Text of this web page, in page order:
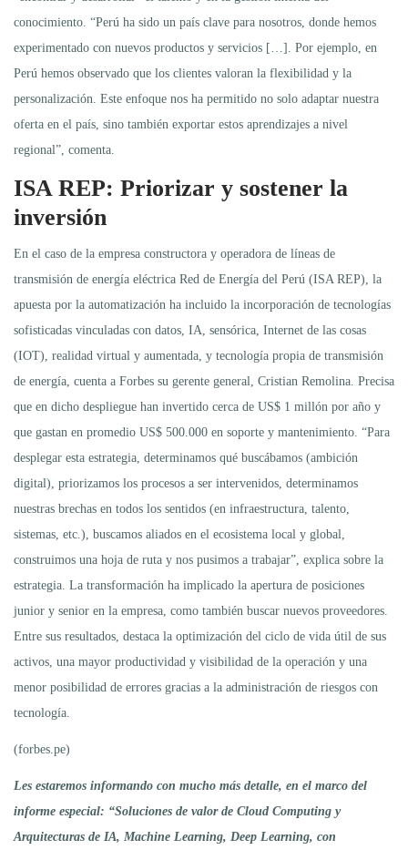
conocimiento. “Perú ha sido un país clave para nosotros, donde hemos
experimentado con nuevos productos y servicios […]. Por ejemplo, en
Perú hemos observado que los clientes valoran la flexibilidad y la
personalización. Este enfoque nos ha permitido no solo adaptar nuestra
oferta en el país, sino también exportar estos aprendizajes a nivel
regional”, comenta.
ISA REP: Priorizar y sostener la
inversión
En el caso de la empresa constructora y operadora de líneas de
transmisión de energía eléctrica Red de Energía del Perú (ISA REP), la
apuesta por la automatización ha incluido la incorporación de tecnologías
sofisticadas vinculadas con datos, IA, sensórica, Internet de las cosas
(IOT), realidad virtual y aumentada, y tecnología propia de transmisión
de energía, cuenta a Forbes su gerente general, Cristian Remolina. Precisa
que en dicho despliegue han invertido cerca de US$ 1 millón por año y
que gastan en promedio US$ 500.000 en soporte y mantenimiento. “Para
desplegar esta estrategia, determinamos qué buscábamos (ambición
digital), priorizamos los procesos a ser intervenidos, determinamos
nuestras brechas en todos los sentidos (en infraestructura, talento,
sistemas, etc.), buscamos aliados en el ecosistema local y global,
construimos una hoja de ruta y nos pusimos a trabajar”, explica sobre la
estrategia. La transformación ha implicado la apertura de posiciones
junior y senior en la empresa, como también buscar nuevos proveedores.
Entre sus resultados, destaca la optimización del ciclo de vida útil de sus
activos, una mayor productividad y visibilidad de la operación y una
menor posibilidad de errores gracias a la administración de riesgos con
tecnología.
(forbes.pe)
Les estaremos informando con mucho más detalle, en el marco del
informe especial: “Soluciones de valor de Cloud Computing y
Arquitecturas de IA, Machine Learning, Deep Learning, con